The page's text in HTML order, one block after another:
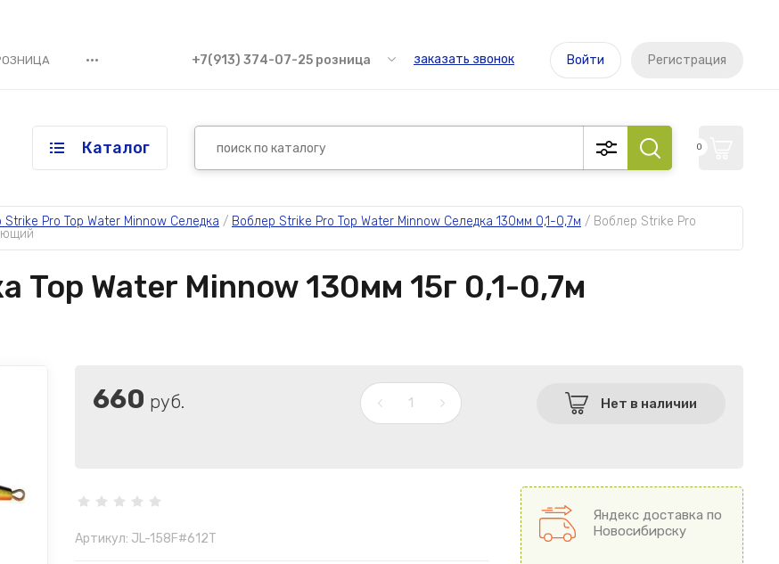
••• +7(913) 374-07-25 розница заказать звонок Войти Регистрация
Каталог 0
Strike Pro Top Water Minnow Селедка / Воблер Strike Pro Top Water Minnow Селедка 130мм 0,1-0,7м / Воблер Strike Pro
Top Water Minnow 130мм 15г 0,1-0,7м
660 руб. Нет в наличии
Артикул: JL-158F#612T
Яндекс доставка по
Новосибирску